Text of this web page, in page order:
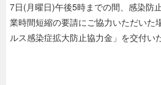
7日(月曜日)午後5時までの間、感染防
業時間短縮の要請にご協力いただいた
ルス感染症拡大防止協力金」を交付い